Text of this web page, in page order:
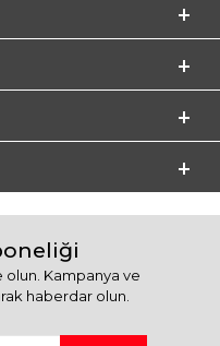
Kampanya ve
haberdar olun.